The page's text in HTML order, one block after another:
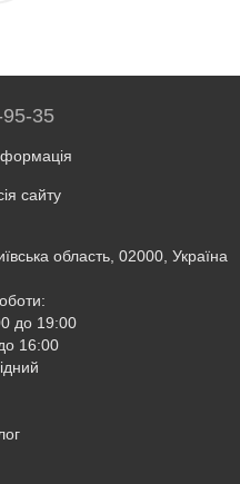
35
сайту
область, 02000, Україна
до 19:00
16:00